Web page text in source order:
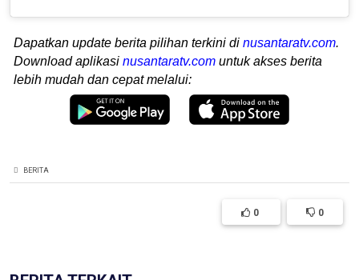
Dapatkan update berita pilihan terkini di nusantaratv.com.
Download aplikasi nusantaratv.com untuk akses berita
lebih mudah dan cepat melalui:
BERITA
0 0